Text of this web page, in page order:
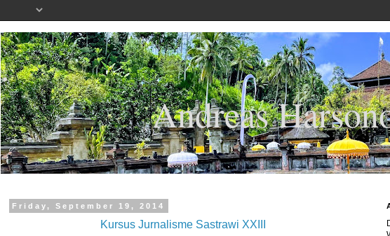
.
Andreas
Friday, September 19, 2014
Kursus Jurnalisme Sastrawi XXIII